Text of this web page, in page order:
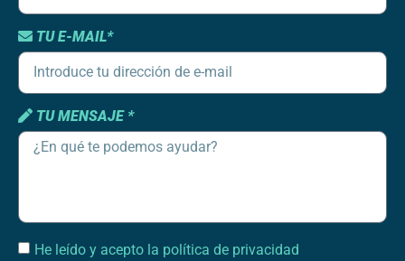
TU E-MAIL*
TU MENSAJE *
He leído y acepto la política de privacidad